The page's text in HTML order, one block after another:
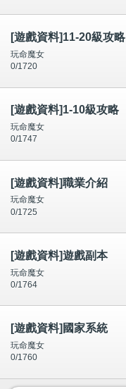
[遊戲資料]11-20級攻略
玩命魔女
0/1720
[遊戲資料]1-10級攻略
玩命魔女
0/1747
[遊戲資料]職業介紹
玩命魔女
0/1725
[遊戲資料]遊戲副本
玩命魔女
0/1764
[遊戲資料]國家系統
玩命魔女
0/1760